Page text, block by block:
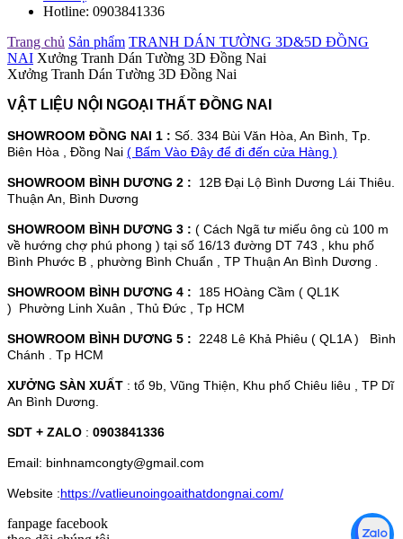
Hotline: 0903841336
Trang chủ Sản phẩm TRANH DÁN TƯỜNG 3D&5D ĐỒNG
NAI Xưởng Tranh Dán Tường 3D Đồng Nai
Xưởng Tranh Dán Tường 3D Đồng Nai
VẬT LIỆU NỘI NGOẠI THẤT ĐỒNG NAI
SHOWROOM ĐỒNG NAI 1 : Số. 334 Bùi Văn Hòa, An Bình, Tp.
Biên Hòa , Đồng Nai ( Bấm Vào Đây để đi đến cửa Hàng )
SHOWROOM BÌNH DƯƠNG 2 :
12B Đại Lộ Bình Dương Lái Thiêu.
Thuận An, Bình Dương
SHOWROOM BÌNH DƯƠNG 3 : ( Cách Ngã tư miếu ông cù 100 m
về hướng chợ phú phong ) tại số 16/13 đường DT 743 , khu phố
Bình Phước B , phường Bình Chuẩn , TP Thuận An Bình Dương
SHOWROOM BÌNH DƯƠNG 4 :
185 HOàng Cầm ( QL1K
) Phường Linh Xuân , Thủ Đức , Tp HCM
SHOWROOM BÌNH DƯƠNG 5 :
2248 Lê Khả Phiêu ( QL1A ) Bình
Chánh . Tp HCM
XƯỞNG SÀN XUẤT : tổ 9b, Vũng Thiện, Khu phố Chiêu liêu , TP Dĩ
An Bình Dương.
SDT + ZALO : 0903841336
Email: binhnamcongty@gmail.com
Website :https://vatlieunoingoaithatdongnai.com/
fanpage facebook